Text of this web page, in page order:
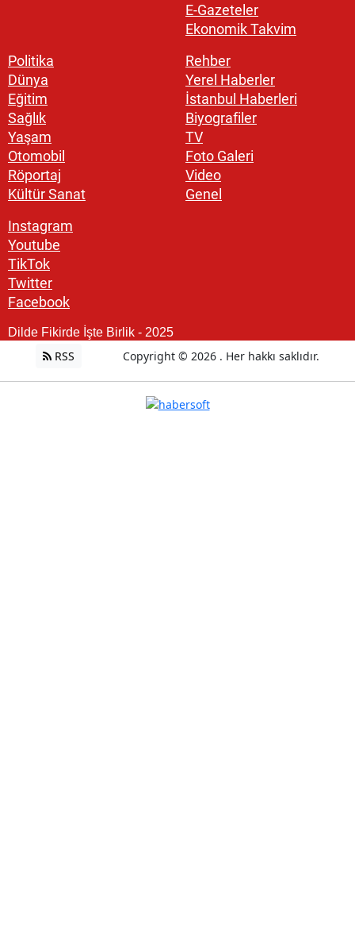
E-Gazeteler
Ekonomik Takvim
Politika
Dünya
Eğitim
Sağlık
Yaşam
Otomobil
Röportaj
Kültür Sanat
Rehber
Yerel Haberler
İstanbul Haberleri
Biyografiler
TV
Foto Galeri
Video
Genel
Instagram
Youtube
TikTok
Twitter
Facebook
Dilde Fikirde İşte Birlik - 2025
RSS Copyright © 2026 . Her hakkı saklıdır.